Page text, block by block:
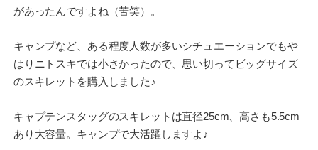
があったんですよね（苦笑）。
キャンプなど、ある程度人数が多いシチュエーションでもや
はりニトスキでは小さかったので、思い切ってビッグサイズ
のスキレットを購入しました♪
キャプテンスタッグのスキレットは直径25cm、高さも5.5cm
あり大容量。キャンプで大活躍しますよ♪